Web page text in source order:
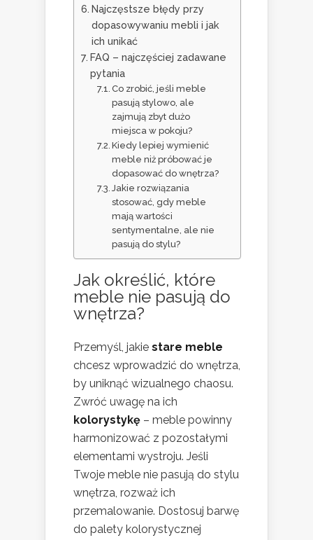
Najczęstsze błędy przy
dopasowywaniu mebli i jak
ich unikać
FAQ – najczęściej zadawane
pytania
Co zrobić, jeśli meble
pasują stylowo, ale
zajmują zbyt dużo
miejsca w pokoju?
Kiedy lepiej wymienić
meble niż próbować je
dopasować do wnętrza?
Jakie rozwiązania
stosować, gdy meble
mają wartości
sentymentalne, ale nie
pasują do stylu?
Jak określić, które
meble nie pasują do
wnętrza?
Przemyśl, jakie stare meble
chcesz wprowadzić do wnętrza,
by uniknąć wizualnego chaosu.
Zwróć uwagę na ich
kolorystykę – meble powinny
harmonizować z pozostałymi
elementami wystroju. Jeśli
Twoje meble nie pasują do stylu
wnętrza, rozważ ich
przemalowanie. Dostosuj barwę
do palety kolorystycznej